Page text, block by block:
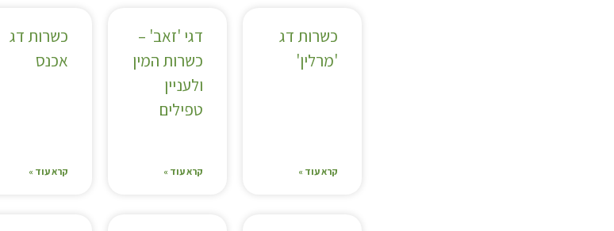
כשרות דג
'מרלין'
קרא עוד »
דגי 'זאב' –
כשרות המין
ולעניין
טפילים
קרא עוד »
כשרות דג
אכנס
קרא עוד »